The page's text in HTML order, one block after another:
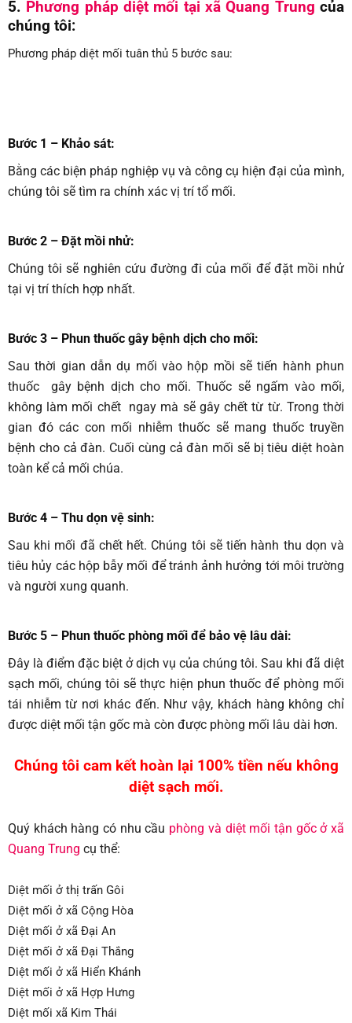
5. Phương pháp diệt mối tại xã Quang Trungcủa
chúng tôi:
Phương pháp diệt mối tuân thủ 5 bước sau:
Bước 1 – Khảo sát:
Bằng các biện pháp nghiệp vụ và công cụ hiện đại của mình,
chúng tôi sẽ tìm ra chính xác vị trí tổ mối.
Bước 2 – Đặt mồi nhử:
Chúng tôi sẽ nghiên cứu đường đi của mối để đặt mồi nhử
tại vị trí thích hợp nhất.
Bước 3 – Phun thuốc gây bệnh dịch cho mối:
Sau thời gian dẫn dụ mối vào hộp mồi sẽ tiến hành phun
thuốc gây bệnh dịch cho mối. Thuốc sẽ ngấm vào mối,
không làm mối chết ngay mà sẽ gây chết từ từ. Trong thời
gian đó các con mối nhiễm thuốc sẽ mang thuốc truyền
bệnh cho cả đàn. Cuối cùng cả đàn mối sẽ bị tiêu diệt hoàn
toàn kể cả mối chúa.
Bước 4 – Thu dọn vệ sinh:
Sau khi mối đã chết hết. Chúng tôi sẽ tiến hành thu dọn và
tiêu hủy các hộp bẫy mối để tránh ảnh hưởng tới môi trường
và người xung quanh.
Bước 5 – Phun thuốc phòng mối để bảo vệ lâu dài:
Đây là điểm đặc biệt ở dịch vụ của chúng tôi. Sau khi đã diệt
sạch mối, chúng tôi sẽ thực hiện phun thuốc để phòng mối
tái nhiễm từ nơi khác đến. Như vậy, khách hàng không chỉ
được diệt mối tận gốc mà còn được phòng mối lâu dài hơn.
Chúng tôi cam kết hoàn lại 100% tiền nếu không
diệt sạch mối.
Quý khách hàng có nhu cầu phòng và diệt mối tận gốc ở xã
Quang Trung cụ thể:
Diệt mối ở thị trấn Gôi
Diệt mối ở xã Cộng Hòa
Diệt mối ở xã Đại An
Diệt mối ở xã Đại Thắng
Diệt mối ở xã Hiển Khánh
Diệt mối ở xã Hợp Hưng
Diệt mối xã Kim Thái